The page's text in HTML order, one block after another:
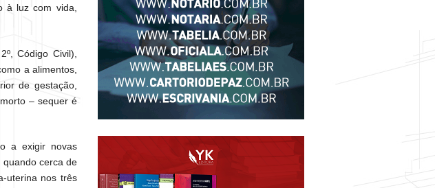
à luz com vida,
Código Civil),
a alimentos,
de gestação,
– sequer é
a exigir novas
quando cerca de
uterina nos três